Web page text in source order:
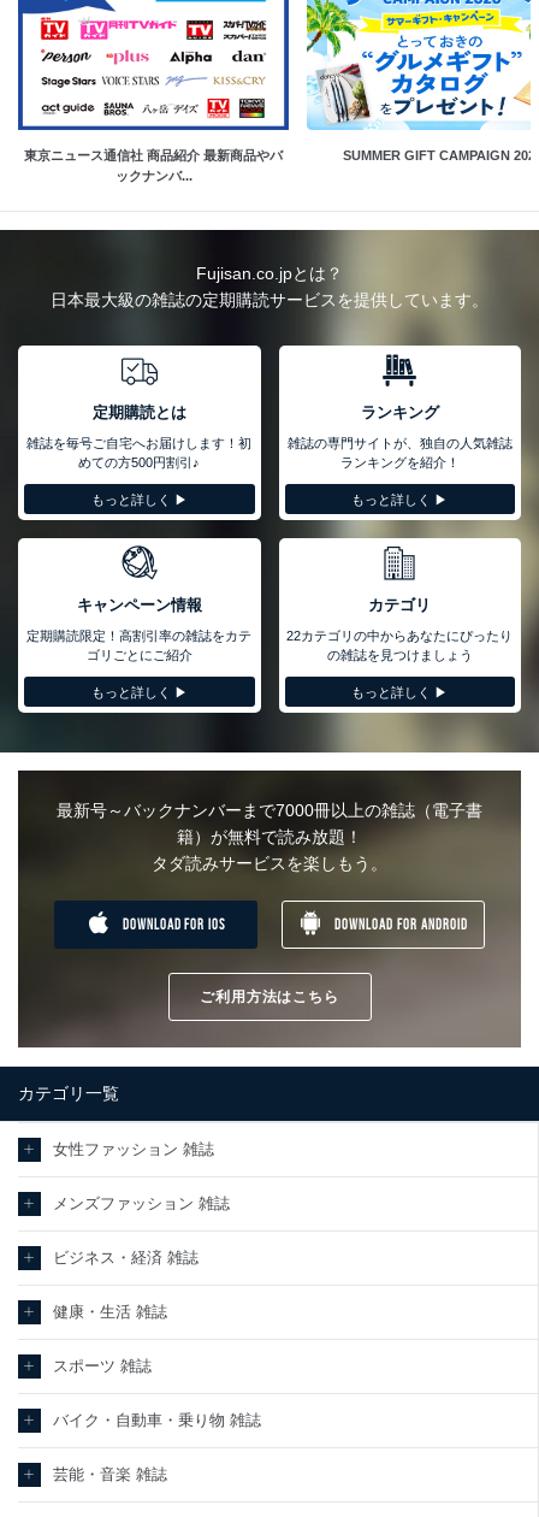
東京ニュース通信社 商品紹介 最新商品やバ
ックナンバ...
SUMMER GIFT CAMPAIGN
Fujisan.co.jpとは？
日本最大級の雑誌の定期購読サービスを提供しています。
定期購読とは
雑誌を毎号ご自宅へお届けします！初
めての方500円割引♪
もっと詳しく ▶︎
ランキング
雑誌の専門サイトが、独自の人気雑誌
ランキングを紹介！
もっと詳しく ▶︎
キャンペーン情報
定期購読限定！高割引率の雑誌をカテ
ゴリごとにご紹介
もっと詳しく ▶︎
カテゴリ
22カテゴリの中からあなたにぴったり
の雑誌を見つけましょう
もっと詳しく ▶︎
最新号～バックナンバーまで7000冊以上の雑誌（電子書
籍）が無料で読み放題！
タダ読みサービスを楽しもう。
DOWNLOAD FOR IOS DOWNLOAD FOR ANDROID
ご利用方法はこちら
カテゴリ一覧
女性ファッション 雑誌
メンズファッション 雑誌
ビジネス・経済 雑誌
健康・生活 雑誌
スポーツ 雑誌
バイク・自動車・乗り物 雑誌
芸能・音楽 雑誌